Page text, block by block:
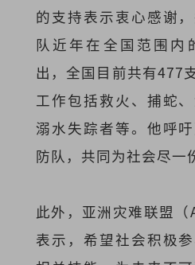
的支持表示衷心感谢
队近年在全国范围内
出，全国目前共有477
工作包括救火、捕蛇
溺水失踪者等。他呼
防队，共同为社会尽一
此外，亚洲灾难联盟（
表示，希望社会积极